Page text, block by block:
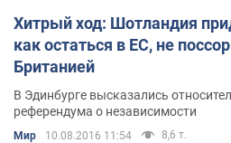
Хитрый ход: Шотландия
как остаться в ЕС, не
Британией
В Эдинбурге высказались
референдума о независимости
Мир 10.08.2016 11:54 8,6 т.